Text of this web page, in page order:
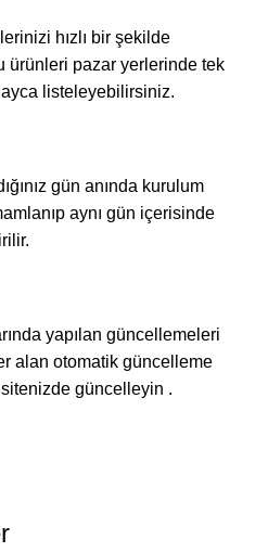
hızlı bir şekilde
ürünleri pazar yerlerinde tek
listeleyebilirsiniz.
gün anında kurulum
aynı gün içerisinde
yapılan güncellemeleri
alan otomatik güncelleme
güncelleyin .